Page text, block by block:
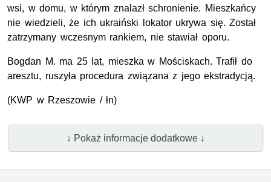
wsi, w domu, w którym znalazł schronienie. Mieszkańcy
nie wiedzieli, że ich ukraiński lokator ukrywa się. Został
zatrzymany wczesnym rankiem, nie stawiał oporu.
Bogdan M. ma 25 lat, mieszka w Mościskach. Trafił do
aresztu, ruszyła procedura związana z jego ekstradycją.
(KWP w Rzeszowie / łn)
↓ Pokaż informacje dodatkowe ↓